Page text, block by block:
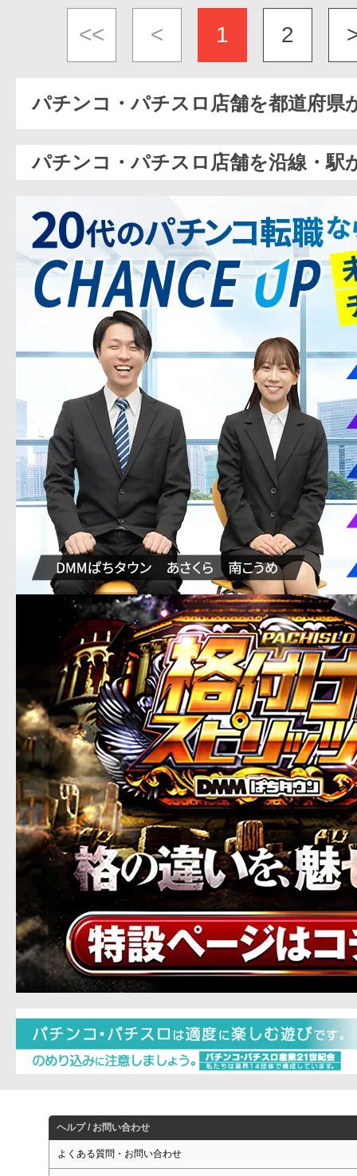
<< < 1 2
パチンコ・パチスロ店舗を都道府県
パチンコ・パチスロ店舗を沿線・駅
ヘルプ / お問い合わせ
よくある質問・お問い合わせ